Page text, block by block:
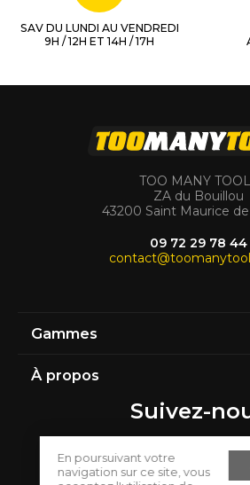
En poursuivant votre
navigation sur ce site, vous
SAV DU LUNDI AU VENDREDI
9H / 12H ET 14H / 17H
TOO MANY
ZA du Bouillou
43200 Saint Maurice
09 72 29 78 44
Gammes
À propos
Suivez-